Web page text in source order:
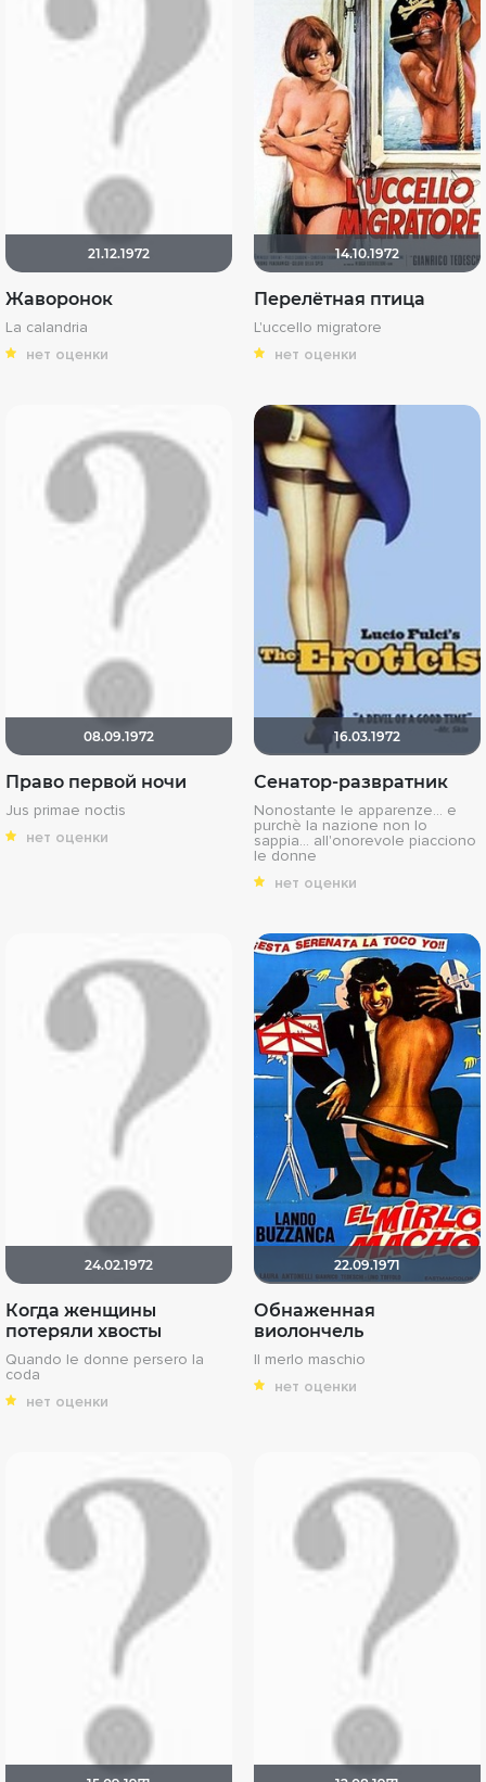
21.12.1972
Жаворонок
La calandria
нет оценки
14.10.1972
Перелётная птица
L'uccello migratore
нет оценки
08.09.1972
Право первой ночи
Jus primae noctis
нет оценки
16.03.1972
Сенатор-развратник
Nonostante le apparenze... e
purchè la nazione non lo
sappia... all'onorevole piacciono
le donne
нет оценки
24.02.1972
Когда женщины
потеряли хвосты
Quando le donne persero la
coda
нет оценки
22.09.1971
Обнаженная
виолончель
Il merlo maschio
нет оценки